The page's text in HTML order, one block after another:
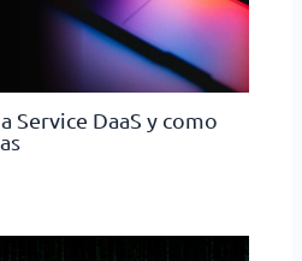
Service DaaS y como